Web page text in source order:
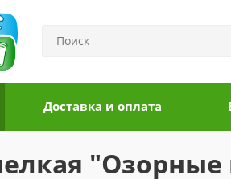
Доставка и оплата